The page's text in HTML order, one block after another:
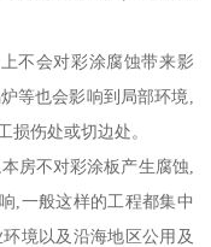
不会对彩涂腐蚀带来影
等也会影响到局部环境,
损伤处或切边处。
房不对彩涂板产生腐蚀,
,一般这样的工程都集中
境以及沿海地区公用及